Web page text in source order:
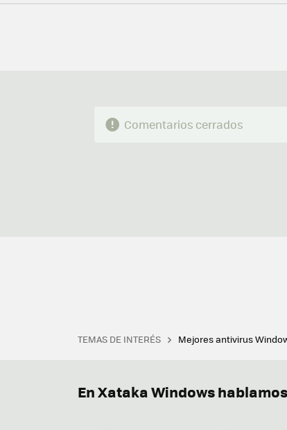
MAIL
Comentarios cerrados
TEMAS DE INTERÉS Mejores antivirus
En Xataka Windows